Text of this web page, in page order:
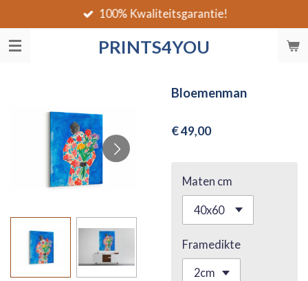
direct
naar
PRINTS4YOU
100% Kwaliteitsgarantie!
Bloemenman
€ 49,00
Maten cm
Framedikte